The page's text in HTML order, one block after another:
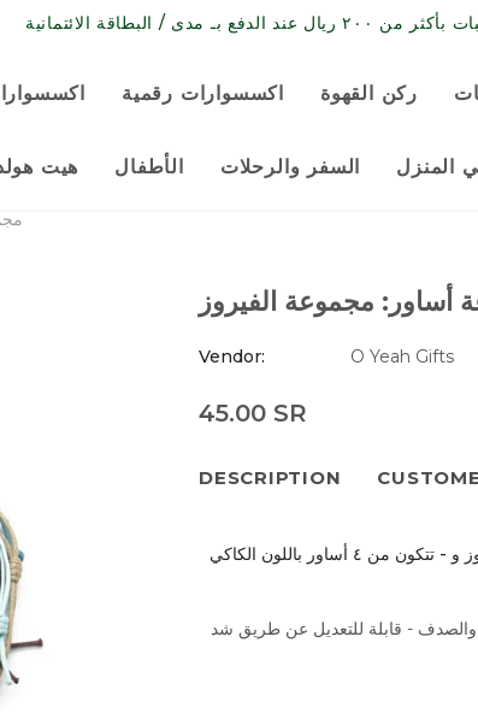
البطاقة الائتمانية
ركن القهوة اكسسوارات رقمية
المنزل السفر والرحلات الأطفال هيت
أساور: مجموعة الفيروز
Vendor: O Yeah Gifts
45.00 SR
DESCRIPTION
مجموعة من أربعة أساور لليد مع تعليقات بلون الفيروز و - تتكون من ٤ أساور باللون الكاكي
والصدف - قابلة للتعديل عن طريق شد